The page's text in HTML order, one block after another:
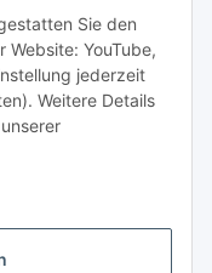
Sie den
Website: YouTube,
jederzeit
Weitere Details
von ca. 60 Km